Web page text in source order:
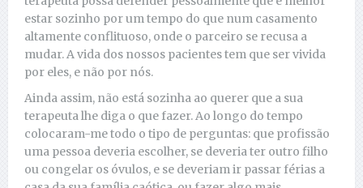
estar sozinho por um tempo do que num casamento
altamente conflituoso, onde o parceiro se recusa a
mudar. A vida dos nossos pacientes tem que ser vivida
por eles, e não por nós.
Ainda assim, não está sozinha ao querer que a sua
terapeuta lhe diga o que fazer. Ao longo do tempo
colocaram-me todo o tipo de perguntas: que profissão
uma pessoa deveria escolher, se deveria ter outro filho
ou congelar os óvulos, e se deveriam ir passar férias a